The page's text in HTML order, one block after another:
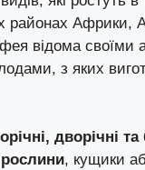
районах Африки,
відома своїми
з яких
дворічні та
рослини, кущики